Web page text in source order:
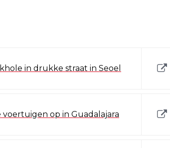
in drukke straat in Seoel
op in Guadalajara